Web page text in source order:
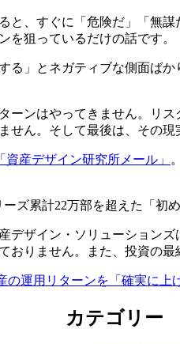
、すぐに「危険だ」「無
を狙っているだけの話です。
」とネガティブな側面ば
ーンはやってきません。リ
ん。そして最後は、その
「資産デザイン研究所メール」
ーズ累計22万部を超えた「
ザイン・ソリューション
りません。また、投資の最
の運用リターンを「確実に上
カテゴリー